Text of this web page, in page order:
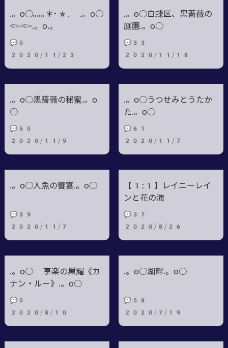
.。o○｡｡｡＊･*. .。o○
𓆟𓆟.。o.。
💬0
2020/11/23
.。o○白蝶区、黒薔薇の
庭園.。o○
💬33
2020/11/18
.。o○黒薔薇の秘蜜.。o
○
💬50
2020/11/9
.。o○うつせみとうたか
た.。o○
💬61
2020/11/7
.。o○人魚の饗宴.。o○
💬39
2020/11/7
【1:1】レイニーレイ
ンと花の海
💬37
2020/8/26
.。o○ 享楽の黒耀《カ
ナン・ルー》.。o○
💬0
2020/8/10
.。o○湖畔.。o○
💬58
2020/7/19